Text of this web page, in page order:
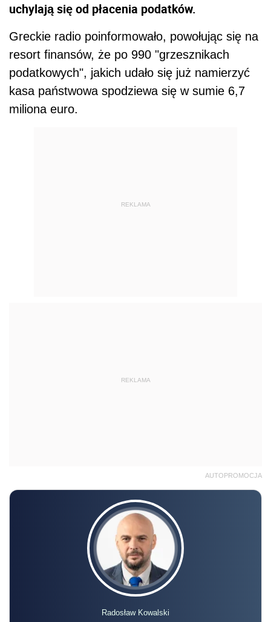
uchylają się od płacenia podatków.
Greckie radio poinformowało, powołując się na
resort finansów, że po 990 "grzesznikach
podatkowych", jakich udało się już namierzyć
kasa państwowa spodziewa się w sumie 6,7
miliona euro.
REKLAMA
REKLAMA
AUTOPROMOCJA
Radosław Kowalski